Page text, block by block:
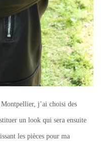
Montpellier, j’ai choisi des
un look qui sera ensuite
les pièces pour ma